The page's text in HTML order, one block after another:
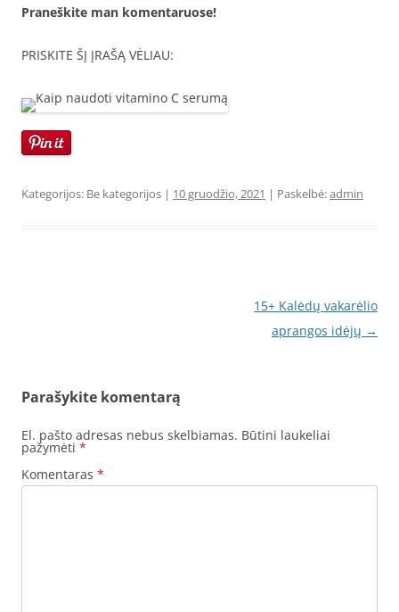
Praneškite man komentaruose!
PRISKITE ŠĮ ĮRAŠĄ VĖLIAU:
Kategorijos: Be kategorijos | 10 gruodžio, 2021 | Paskelbė:admin
15+ Kalėdų vakarėlio
aprangos idėjų →
Parašykite komentarą
El. pašto adresas nebus skelbiamas. Būtini laukeliai
pažymėti *
Komentaras *